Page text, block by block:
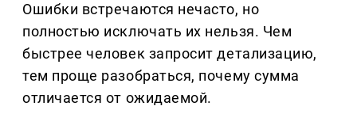
Ошибки встречаются нечасто, но
полностью исключать их нельзя. Чем
быстрее человек запросит детализацию,
тем проще разобраться, почему сумма
отличается от ожидаемой.